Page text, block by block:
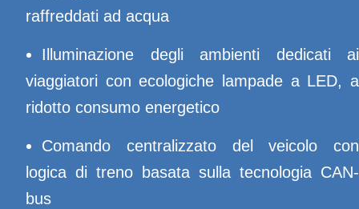
raffreddati ad acqua
Illuminazione degli ambienti dedicati ai
viaggiatori con ecologiche lampade a LED, a
ridotto consumo energetico
Comando centralizzato del veicolo con
logica di treno basata sulla tecnologia CAN-
bus